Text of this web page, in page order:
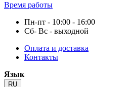
Время работы
Пн-пт - 10:00 - 16:00
Сб- Вс - выходной
Оплата и доставка
Контакты
Язык
RU